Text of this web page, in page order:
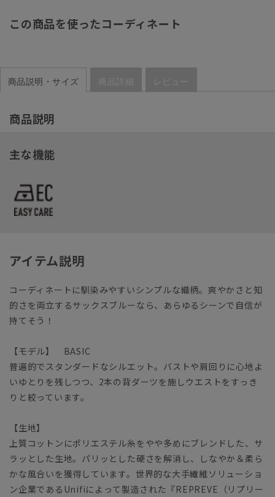
この商品を使ったコーディネート
商品説明・サイズ 商品詳細 レビュー
商品説明
主な機能
アイテム説明
コーディネートに馴染みやすいシンプルな織柄。爽やかさと知
的さを両立するサックスブルーなら、あらゆるシーンで自信が
持てそう！
【モデル】 BASIC
普遍的でスタンダードなシルエット。バストや肩回りに心地よ
いゆとりを残しつつ、2本の背ダーツを施しウエストをすっき
りと絞っています。
【生地】
上質コットンにポリエステル糸をやや多めにブレンドした、サ
ラッとした生地。パリッとした硬さを解消し、しなやか＆柔ら
かな風合いを獲得しています。世界的な大手繊維ソリューショ
ン企業であるUnifiによって製造された『REPREVE（リプリー